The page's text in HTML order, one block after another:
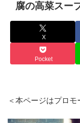
腐の高菜スー
X
Pocket
＜本ページはプロ